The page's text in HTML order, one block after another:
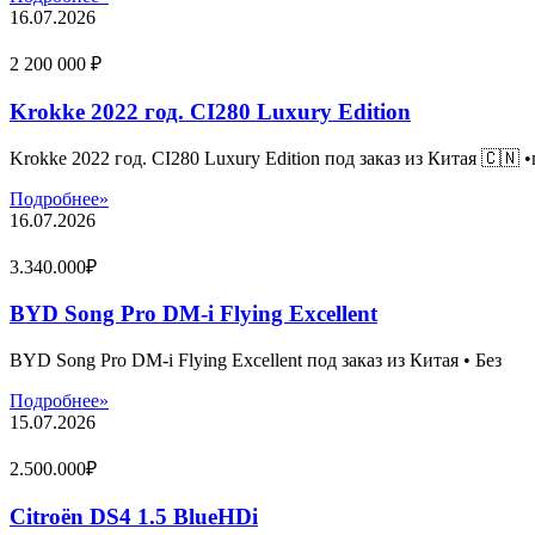
16.07.2026
2 200 000 ₽
Krokke 2022 год. CI280 Luxury Edition
Krokke 2022 год. CI280 Luxury Edition под заказ из Китая 🇨🇳
Подробнее»
16.07.2026
3.340.000₽
BYD Song Pro DM-i Flying Excellent
BYD Song Pro DM-i Flying Excellent под заказ из Китая • Без
Подробнее»
15.07.2026
2.500.000₽
Citroën DS4 1.5 BlueHDi